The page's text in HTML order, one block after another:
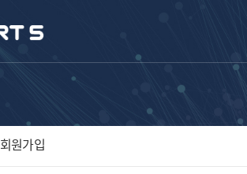
회원가입